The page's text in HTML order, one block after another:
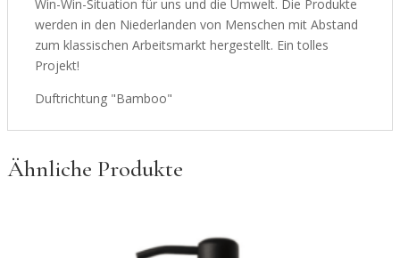
Win-Win-Situation für uns und die Umwelt. Die Produkte
werden in den Niederlanden von Menschen mit Abstand
zum klassischen Arbeitsmarkt hergestellt. Ein tolles
Projekt!
Duftrichtung "Bamboo"
Ähnliche Produkte